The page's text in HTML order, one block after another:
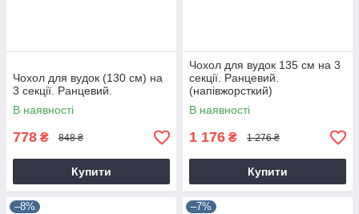
Чохол для вудок (130 см) на
3 секції. Ранцевий.
В наявності
778 ₴ 848 ₴
Купити
Чохол для вудок 135 см на 3
секції. Ранцевий.
(напівжорсткий)
В наявності
1 176 ₴ 1 276 ₴
Купити
–8% –7%